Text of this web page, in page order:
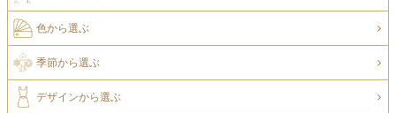
色から選ぶ
季節から選ぶ
デザインから選ぶ